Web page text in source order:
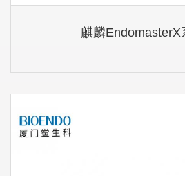
麒麟EndomasterX